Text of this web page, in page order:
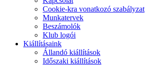
Cookie-kra vonatkozó szabályzat
Munkatervek
Beszámolók
Klub logói
Kiállításaink
Állandó kiállítások
Időszaki kiállítások